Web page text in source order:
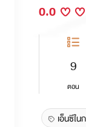
0.0
9
ตอน
เอ็นซีใ